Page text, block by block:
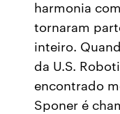
harmonia
tornaram
inteiro.
da U.S.
encontrado
Sponer é